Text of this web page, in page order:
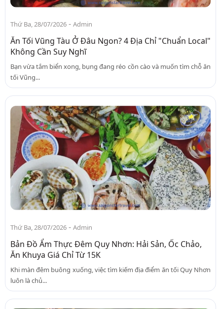
Thứ Ba, 28/07/2026 - Admin
Ăn Tối Vũng Tàu Ở Đâu Ngon? 4 Địa Chỉ "Chuẩn Local"
Không Cần Suy Nghĩ
Bạn vừa tắm biển xong, bụng đang réo cồn cào và muốn tìm chỗ ăn
tối Vũng...
Thứ Ba, 28/07/2026 - Admin
Bản Đồ Ẩm Thực Đêm Quy Nhơn: Hải Sản, Ốc Chảo,
Ăn Khuya Giá Chỉ Từ 15K
Khi màn đêm buông xuống, việc tìm kiếm địa điểm ăn tối Quy Nhơn
luôn là chủ...